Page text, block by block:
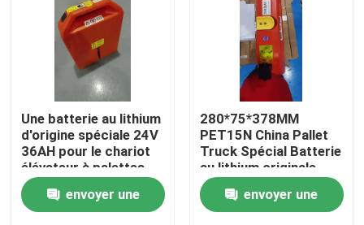
Demandez une citation
batterie au lithium de chariot élévateur
Lithium électrique Ion Battery de chariot élévateur
Batterie de chariot élévateur au lithium-ion de 48 volts
Batterie de camion de palette
Une batterie au lithium
d'origine spéciale 24V
36AH pour le chariot
élévateur à palettes
PET15N
envoyer une
280*75*378MM
PET15N China Pallet
Truck Spécial Batterie
au lithium originale
24V 36AH
envoyer une